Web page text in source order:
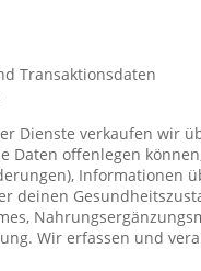
Transaktionsdaten
Dienste verkaufen wir
Daten offenlegen
Informationen
deinen
Wir erfassen und